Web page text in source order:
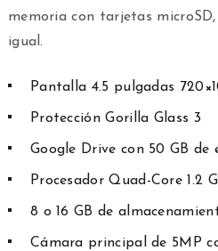
memoria con tarjetas
igual.
Pantalla 4.5 pulgadas
Protección Gorilla Glass 3
Google Drive con 50 GB de
Procesador Quad-Core 1.2
8 o 16 GB de
Cámara principal de 5MP